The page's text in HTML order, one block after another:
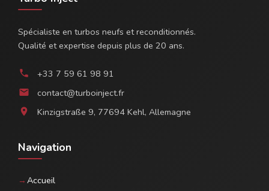
Spécialiste en turbos neufs et reconditionnés.
Qualité et expertise depuis plus de 20 ans.
phone +33 7 59 61 98 91
email contact@turboinject.fr
location_on Kinzigstraße 9, 77694 Kehl, Allemagne
Navigation
Accueil